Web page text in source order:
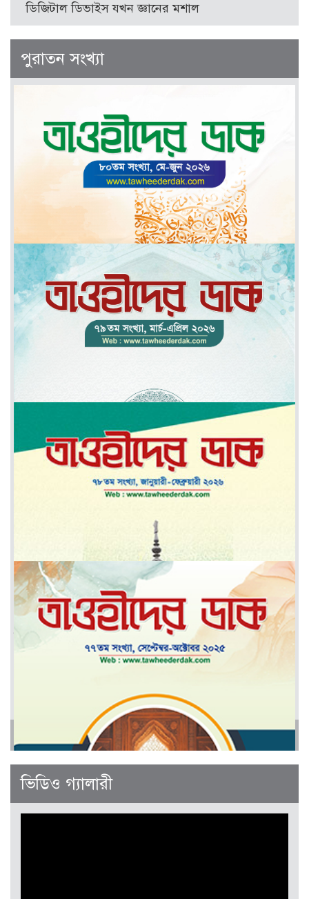
ডিজিটাল ডিভাইস যখন জ্ঞানের মশাল
পুরাতন সংখ্যা
মার্চ-এপ্রিল ২০২৬
জানুয়ারী-ফেব্রুয়ারী ২০২৬
আরও
ভিডিও গ্যালারী